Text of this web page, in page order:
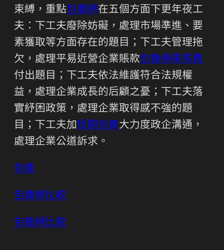
束縛，重點包養網在五個方面下更年夜工
夫：下工夫廢除妨礙，處理市場準進、要
素獲取等方面存在的題目；下工夫管理拖
欠，處理平易近營企業賬款包養網車馬費
付出題目；下工夫依法維護符合法規權
益，處理企業成長的后顧之憂；下工夫落
實紓困政策，處理企業取得感不強的題
目；下工夫加短期包養大力度政企溝通，
處理企業公道訴求。
包養
包養網比較
包養網比較